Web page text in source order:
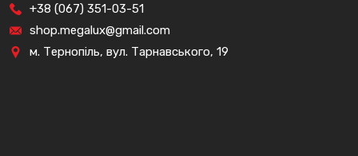
+38 (067) 351-03-51
shop.megalux@gmail.com
м. Тернопіль, вул. Тарнавського, 19